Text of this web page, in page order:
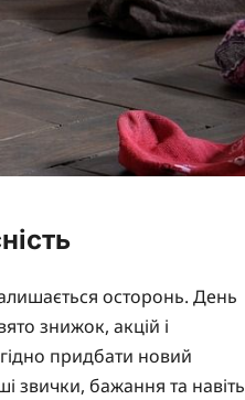
осторонь. День
знижок, акцій і
придбати новий
звички, бажання та навіть